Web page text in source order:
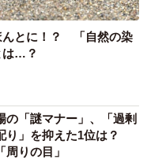
んとに！？ 「自然の染
は…？
の「謎マナー」、「過剰
り」を抑えた1位は？
りの目」